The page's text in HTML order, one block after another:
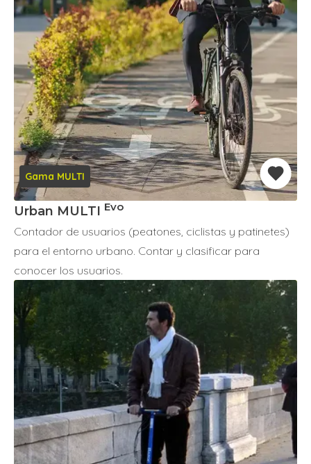
Gama MULTI
Urban MULTI Evo
Contador de usuarios (peatones, ciclistas y patinetes)
para el entorno urbano. Contar y clasificar para
conocer los usuarios.